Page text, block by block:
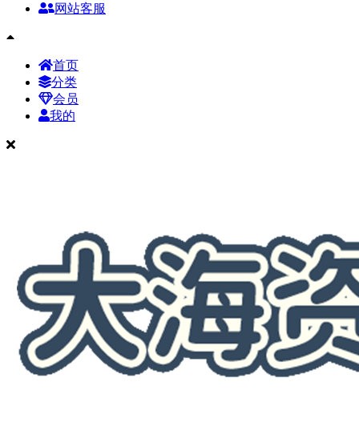
网站客服
首页
分类
会员
我的